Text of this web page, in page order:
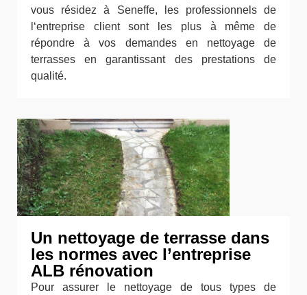
vous résidez à Seneffe, les professionnels de
l‘entreprise client sont les plus à même de
répondre à vos demandes en nettoyage de
terrasses en garantissant des prestations de
qualité.
Un nettoyage de terrasse dans
les normes avec l’entreprise
ALB rénovation
Pour assurer le nettoyage de tous types de